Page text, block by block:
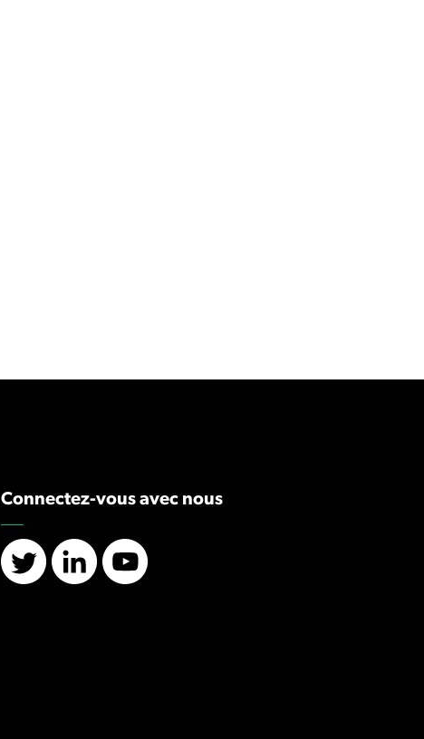
Connectez-vous avec nous
X/TwitterLinkedInYouTube